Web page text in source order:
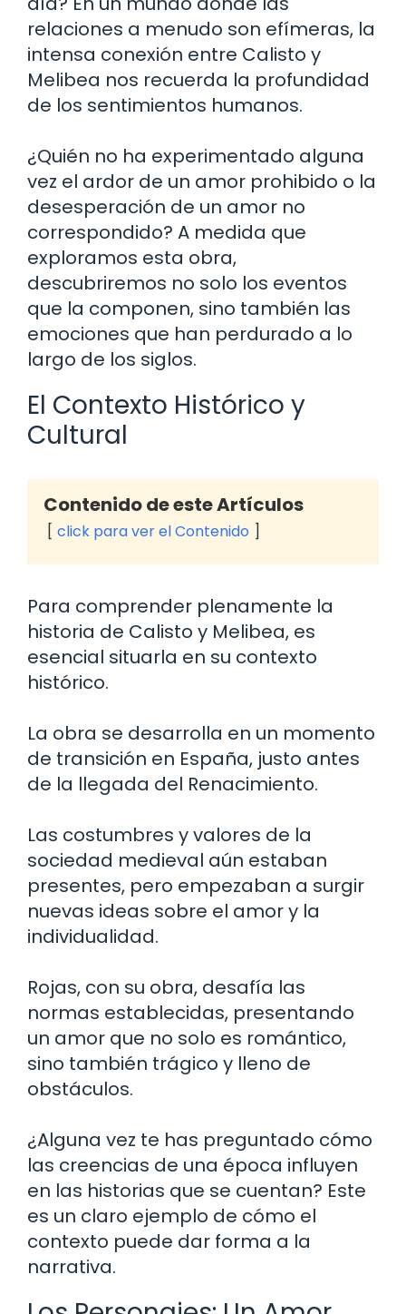
relaciones a menudo son efímeras, la
intensa conexión entre Calisto y
Melibea nos recuerda la profundidad
de los sentimientos humanos.
¿Quién no ha experimentado alguna
vez el ardor de un amor prohibido o la
desesperación de un amor no
correspondido? A medida que
exploramos esta obra,
descubriremos no solo los eventos
que la componen, sino también las
emociones que han perdurado a lo
largo de los siglos.
El Contexto Histórico y
Cultural
Contenido de este Artículos
click para ver el Contenido
Para comprender plenamente la
historia de Calisto y Melibea, es
esencial situarla en su contexto
histórico.
La obra se desarrolla en un momento
de transición en España, justo antes
de la llegada del Renacimiento.
Las costumbres y valores de la
sociedad medieval aún estaban
presentes, pero empezaban a surgir
nuevas ideas sobre el amor y la
individualidad.
Rojas, con su obra, desafía las
normas establecidas, presentando
un amor que no solo es romántico,
sino también trágico y lleno de
obstáculos.
¿Alguna vez te has preguntado cómo
las creencias de una época influyen
en las historias que se cuentan? Este
es un claro ejemplo de cómo el
contexto puede dar forma a la
narrativa.